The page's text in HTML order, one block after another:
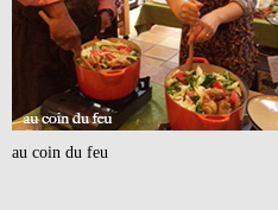
au coin du feu